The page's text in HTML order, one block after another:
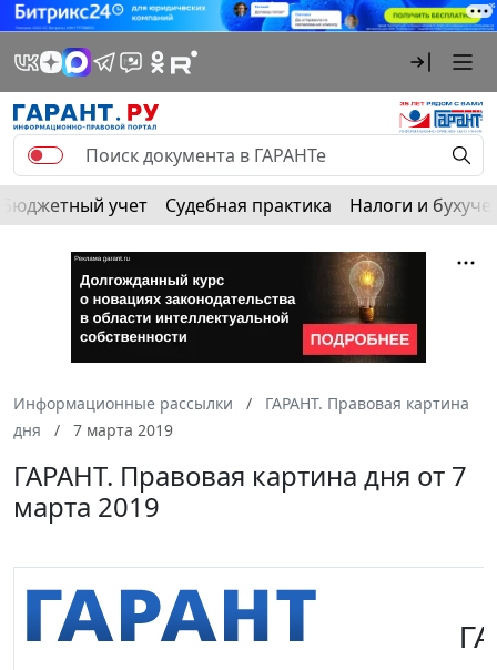
Бюджетный учет Судебная практика Налоги и
Информационные рассылки
ГАРАНТ. Правовая картина
дня
7 марта 2019
ГАРАНТ. Правовая картина дня от 7
марта 2019